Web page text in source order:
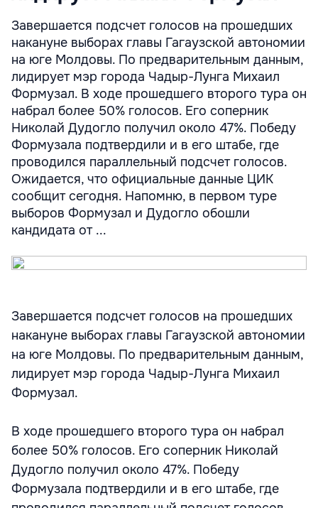
Завершается подсчет голосов на прошедших
накануне выборах главы Гагаузской автономии
на юге Молдовы. По предварительным данным,
лидирует мэр города Чадыр-Лунга Михаил
Формузал. В ходе прошедшего второго тура он
набрал более 50% голосов. Его соперник
Николай Дудогло получил около 47%. Победу
Формузала подтвердили и в его штабе, где
проводился параллельный подсчет голосов.
Ожидается, что официальные данные ЦИК
сообщит сегодня. Напомню, в первом туре
выборов Формузал и Дудогло обошли
кандидата от ...
Завершается подсчет голосов на прошедших
накануне выборах главы Гагаузской автономии
на юге Молдовы. По предварительным данным,
лидирует мэр города Чадыр-Лунга Михаил
Формузал.
В ходе прошедшего второго тура он набрал
более 50% голосов. Его соперник Николай
Дудогло получил около 47%. Победу
Формузала подтвердили и в его штабе, где